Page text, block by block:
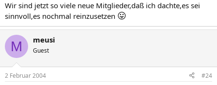
Wir sind jetzt so viele neue Mitglieder,daß ich dachte,es sei
sinnvoll,es nochmal reinzusetzen 😛
M meusi
Guest
2 Februar 2004 #24